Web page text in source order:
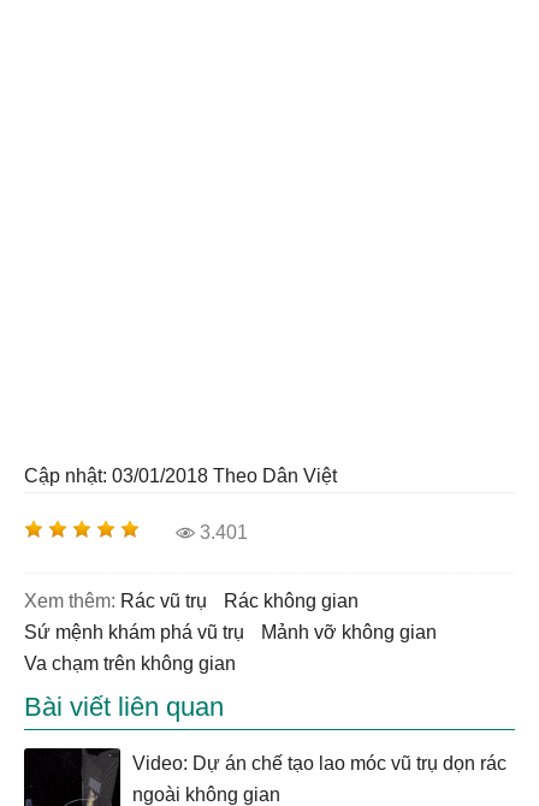
Cập nhật: 03/01/2018 Theo Dân Việt
3.401
Xem thêm: rác vũ trụ
rác không gian
sứ mệnh khám phá vũ trụ
mảnh vỡ không gian
va chạm trên không gian
Bài viết liên quan
Video: Dự án chế tạo lao móc vũ trụ dọn rác
ngoài không gian